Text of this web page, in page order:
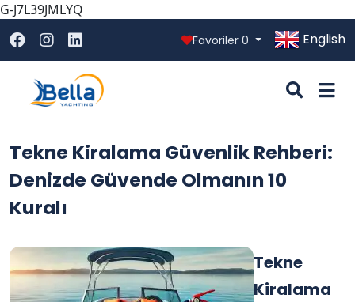
G-J7L39JMLYQ
Favoriler0 English
Tekne Kiralama Güvenlik Rehberi:
Denizde Güvende Olmanın 10
Kuralı
Tekne
Kiralama